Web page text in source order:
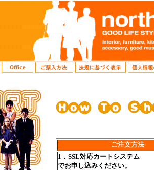
ご注文方法
1．SSL対応カートシステム
でお申し込みください。